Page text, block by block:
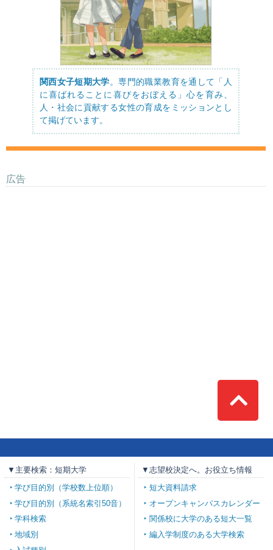
関西女子短期大学。専門的職業教育を通して「人
に喜ばれることに喜びをおぼえる」心を育み、
人・社会に貢献する女性の育成をミッションとし
て掲げています。
広告
Top
▼主要検索：短期大学
学び目的別（学校数上位順）
学び目的別（系統名索引50音）
学科検索
地域別
▼志望校決定へ。お役立ち情報
短大資料請求
オープンキャンパスカレンダー
関係校に大学のある短大一覧
編入学制度のある大学検索